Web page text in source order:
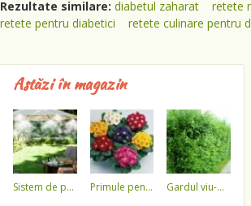
Rezultate similare: diabetul zaharat retete
retete pentru diabetici
retete culinare pentru
Astăzi în magazin
sistem de pulverizare a apei primule pentru 1 martie 3,5 lei / ghiveci !!!! gardul viu-minune!